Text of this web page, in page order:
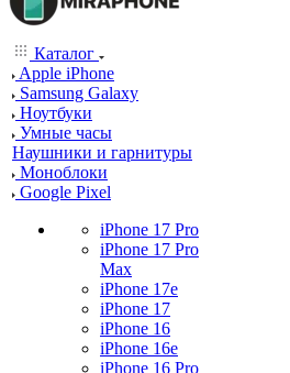
Каталог
Apple iPhone
Samsung Galaxy
Ноутбуки
Умные часы
Наушники и гарнитуры
Моноблоки
Google Pixel
iPhone 17 Pro
iPhone 17 Pro
Max
iPhone 17e
iPhone 17
iPhone 16
iPhone 16e
iPhone 16 Pro